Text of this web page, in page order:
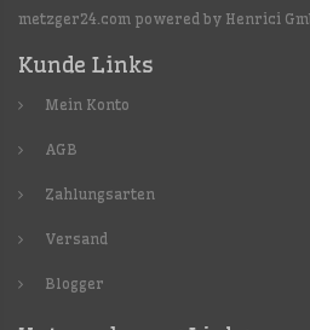
metzger24.com powered by Henrici
Kunde Links
Mein Konto
AGB
Zahlungsarten
Versand
Blogger